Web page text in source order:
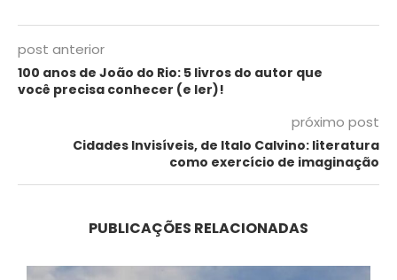
post anterior
100 anos de João do Rio: 5 livros do autor que
você precisa conhecer (e ler)!
próximo post
Cidades Invisíveis, de Italo Calvino: literatura
como exercício de imaginação
PUBLICAÇÕES RELACIONADAS